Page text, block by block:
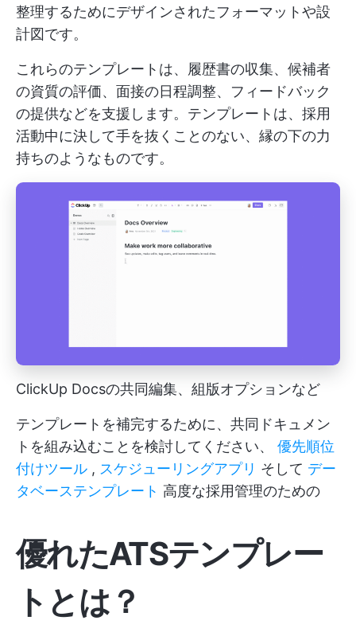
整理するためにデザインされたフォーマットや設
計図です。
これらのテンプレートは、履歴書の収集、候補者
の資質の評価、面接の日程調整、フィードバック
の提供などを支援します。テンプレートは、採用
活動中に決して手を抜くことのない、縁の下の力
持ちのようなものです。
ClickUp Docsの共同編集、組版オプションなど
テンプレートを補完するために、共同ドキュメン
トを組み込むことを検討してください、 優先順位
付けツール , スケジューリングアプリ そして デー
タベーステンプレート 高度な採用管理のための
優れたATSテンプレー
トとは？